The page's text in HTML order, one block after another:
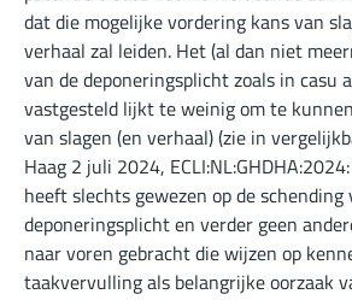
dat die mogelijke vordering kans van
verhaal zal leiden. Het (al dan niet
van de deponeringsplicht zoals in casu
vastgesteld lijkt te weinig om te
van slagen (en verhaal) (zie in
Haag 2 juli 2024,
heeft slechts gewezen op de schending
deponeringsplicht en verder geen
naar voren gebracht die wijzen op
taakvervulling als belangrijke oorzaak